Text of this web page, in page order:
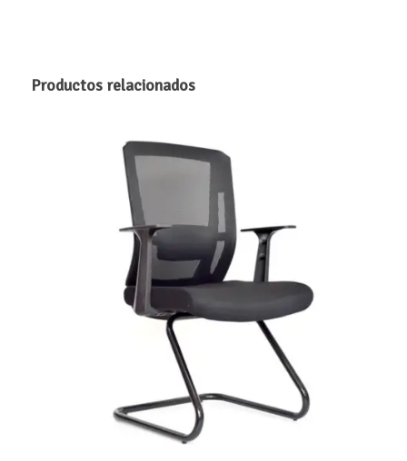
Productos relacionados